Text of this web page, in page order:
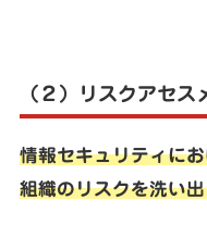
（２）リスクアセス
情報セキュリティに
組織のリスクを洗い